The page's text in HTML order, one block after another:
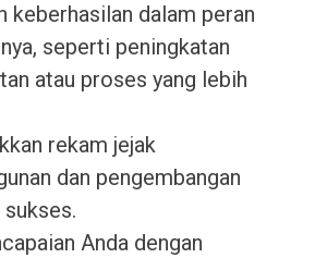
keberhasilan dalam peran
seperti peningkatan
atau proses yang lebih
rekam jejak
dan pengembangan
Anda dengan